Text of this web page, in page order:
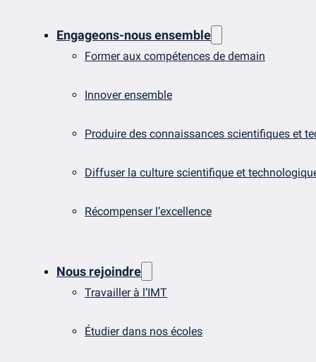
Engageons-nous ensemble
Former aux compétences de demain
Innover ensemble
Produire des connaissances scientifiques et
Diffuser la culture scientifique et
Récompenser l’excellence
Nous rejoindre
Travailler à l’IMT
Étudier dans nos écoles